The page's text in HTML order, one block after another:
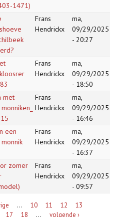
1471)
Frans
Hendrickx
ma,
09/29/2025
- 20:27
Frans
Hendrickx
ma,
09/29/2025
- 18:50
met
Frans
Hendrickx
ma,
09/29/2025
- 16:46
een
Frans
Hendrickx
ma,
09/29/2025
- 16:37
zomer
Frans
Hendrickx
ma,
09/29/2025
- 09:57
… 10 11 12
13
17 18 …
volgende ›